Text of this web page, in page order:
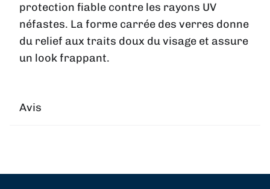
protection fiable contre les rayons UV
néfastes. La forme carrée des verres donne
du relief aux traits doux du visage et assure
un look frappant.
Avis